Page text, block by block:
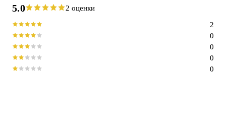
5.0 2 оценки
0
0
0
0
2